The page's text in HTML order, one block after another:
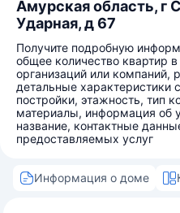
Амурская область, г
Ударная, д 67
Получите подробную
общее количество квартир
организаций или компаний,
детальные характеристики
постройки, этажность, тип
материалы, информация об
название, контактные
предоставляемых услуг
Информация о доме